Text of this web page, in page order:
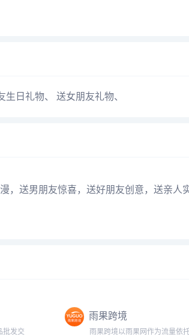
生日礼物、 送女朋友礼物、
，送男朋友惊喜，送好朋友创意，送亲人
批发交
雨果跨境
雨果跨境以雨果网作为流量依